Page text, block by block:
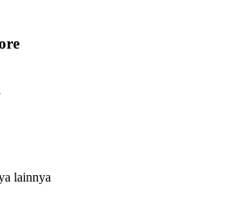
lainnya